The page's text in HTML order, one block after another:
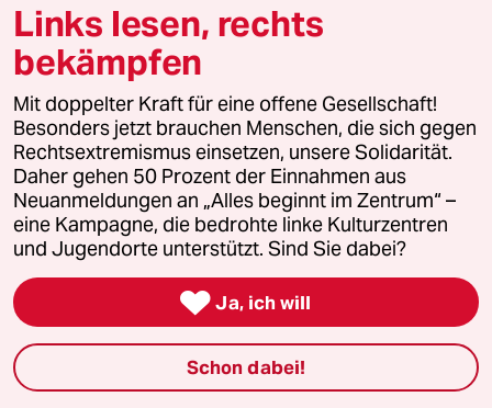
Ressorts
Politik
Öko
Gesellschaft
Kultur
Sport
Links lesen, rechts
bekämpfen
Mit doppelter Kraft für eine offene Gesellschaft!
Besonders jetzt brauchen Menschen, die sich gegen
Rechtsextremismus einsetzen, unsere Solidarität.
Daher gehen 50 Prozent der Einnahmen aus
Neuanmeldungen an „Alles beginnt im Zentrum“ –
eine Kampagne, die bedrohte linke Kulturzentren
und Jugendorte unterstützt. Sind Sie dabei?
 Ja, ich will
Schon dabei!